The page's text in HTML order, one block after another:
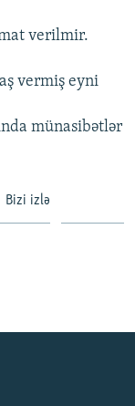
verilmir.
vermiş eyni
münasibətlər
Bizi izlə